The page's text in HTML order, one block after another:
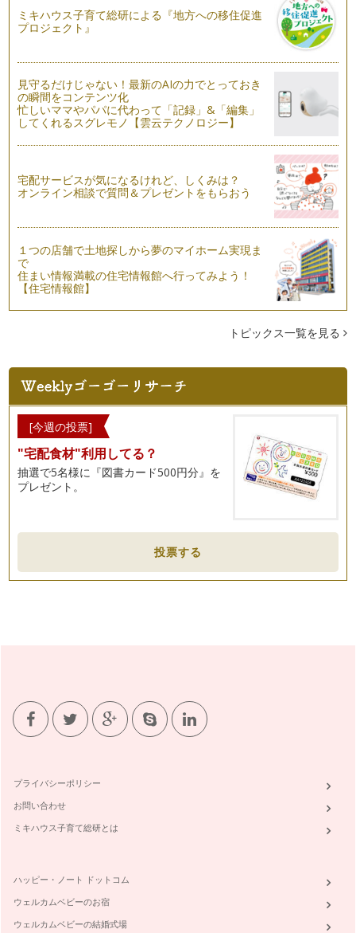
子どものお弁当は子どもに合わせた分量が何よりも大切！
この春入園し、初めてのお弁当にお悩みの方もいますよね。多
いのが何をどれくらい入れればいいと…
ミキハウス子育て総研による『地方への移住促進
プロジェクト』
見守るだけじゃない！最新のAIの力でとっておき
の瞬間をコンテンツ化
忙しいママやパパに代わって「記録」&「編集」
してくれるスグレモノ【雲云テクノロジー】
宅配サービスが気になるけれど、しくみは？
オンライン相談で質問＆プレゼントをもらおう
１つの店舗で土地探しから夢のマイホーム実現ま
で
住まい情報満載の住宅情報館へ行ってみよう！
【住宅情報館】
トピックス一覧を見る
[今週の投票]
"宅配食材"利用してる？
抽選で5名様に『図書カード500円分』を
プレゼント。
投票する
プライバシーポリシー
お問い合わせ
ミキハウス子育て総研とは
ハッピー・ノート ドットコム
ウェルカムベビーのお宿
ウェルカムベビーの結婚式場